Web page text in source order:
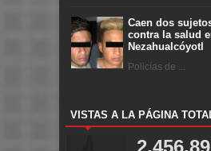
Caen dos
contra la salud
Nezahualcóyotl
Policías de ...
VISTAS A LA PÁGINA